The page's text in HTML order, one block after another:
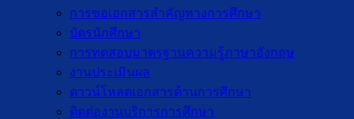
การขอเอกสารสำคัญทางการศึกษา
บัตรนักศึกษา
การทดสอบมาตรฐานความรู้ภาษาอังกฤษ
งานประเมินผล
ดาวน์โหลดเอกสารด้านการศึกษา
ติดต่องานบริการการศึกษา